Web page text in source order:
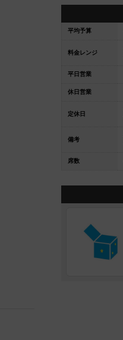
平均予算
料金レンジ
平日営業
休日営業
定休日
備考
席数